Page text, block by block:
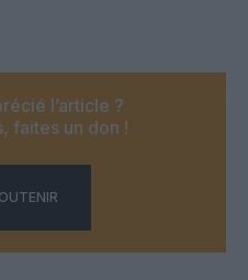
l’article ?
faites un don !